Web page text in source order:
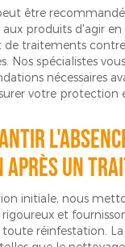
être
produits d'agir en
traitements
Nos spécialistes
nécessaires
votre protection
un
initiale, nous
et
réinfestation.